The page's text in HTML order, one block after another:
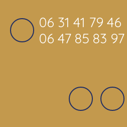
06 31 41 79 46
06 47 85 83 97